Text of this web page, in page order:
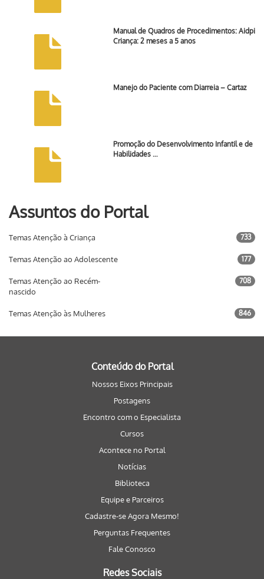
Manual de Quadros de Procedimentos: Aidpi
Criança: 2 meses a 5 anos
Manejo do Paciente com Diarreia – Cartaz
Promoção do Desenvolvimento Infantil e de
Habilidades …
Assuntos do Portal
Temas Atenção à Criança 733
Temas Atenção ao Adolescente 177
Temas Atenção ao Recém-
nascido
708
Temas Atenção às Mulheres 846
Conteúdo do Portal
Nossos Eixos Principais
Postagens
Encontro com o Especialista
Cursos
Acontece no Portal
Notícias
Biblioteca
Equipe e Parceiros
Cadastre-se Agora Mesmo!
Perguntas Frequentes
Fale Conosco
Redes Sociais